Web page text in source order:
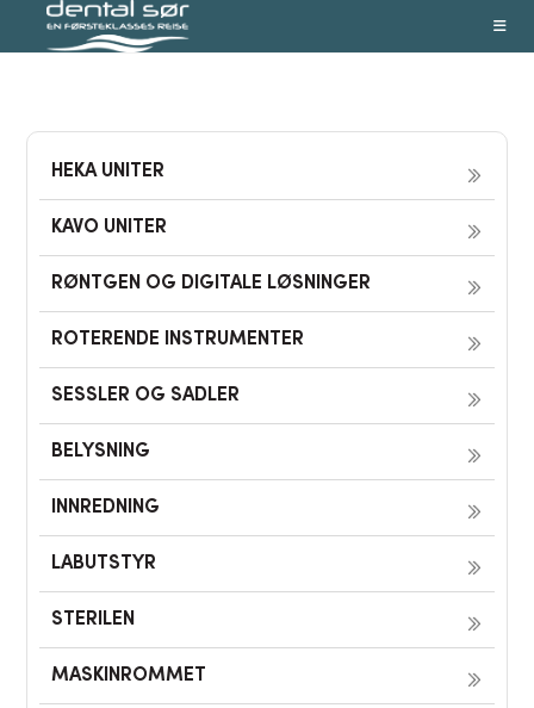
HEKA UNITER
KAVO UNITER
RØNTGEN OG DIGITALE LØSNINGER
ROTERENDE INSTRUMENTER
SESSLER OG SADLER
BELYSNING
INNREDNING
LABUTSTYR
STERILEN
MASKINROMMET